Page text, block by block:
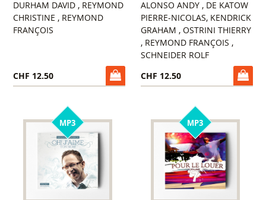
DURHAM DAVID , REYMOND
CHRISTINE , REYMOND
FRANÇOIS
CHF 12.50
ALONSO ANDY , DE KATOW
PIERRE-NICOLAS, KENDRICK
GRAHAM , OSTRINI THIERRY
, REYMOND FRANÇOIS ,
SCHNEIDER ROLF
CHF 12.50
MP3 MP3